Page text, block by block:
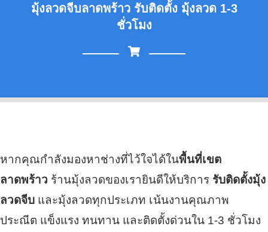
มุ้งลวดจีบลาดพร้าว รับติดตั้ง มุ้งลวด 1-3
ชั่วโมง
หากคุณกำลังมองหาช่างที่ไว้ใจได้ในพื้นที่เขต
ลาดพร้าว ร้านมุ้งลวดของเรายินดีให้บริการ รับติดตั้งมุ้ง
ลวดจีบ และมุ้งลวดทุกประเภท เน้นงานคุณภาพ
ประณีต แข็งแรง ทนทาน และติดตั้งด่วนใน 1-3 ชั่วโมง